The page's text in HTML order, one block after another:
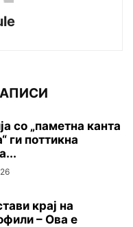
со „паметна канта
ги поттикна
крај на
– Ова е